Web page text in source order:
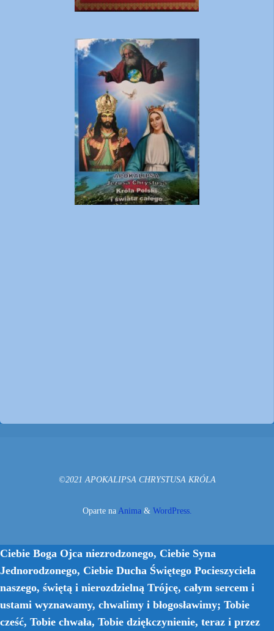
©2021 APOKALIPSA CHRYSTUSA KRÓLA
Oparte naAnima& WordPress.
Ciebie Boga Ojca niezrodzonego, Ciebie Syna
Jednorodzonego, Ciebie Ducha Świętego Pocieszyciela
naszego, świętą i nierozdzielną Trójcę, całym sercem i
ustami wyznawamy, chwalimy i błogosławimy; Tobie
cześć, Tobie chwała, Tobie dziękczynienie, teraz i przez